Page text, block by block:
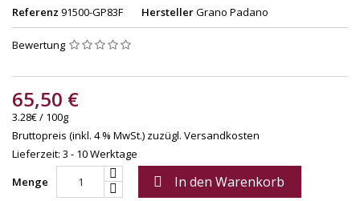
Referenz 91500-GP83F HerstellerGrano Padano
Bewertung
65,50 €
3.28€ / 100g
Bruttopreis (inkl. 4 % MwSt.) zuzügl. Versandkosten
Lieferzeit: 3 - 10 Werktage
Menge
 In den Warenkorb